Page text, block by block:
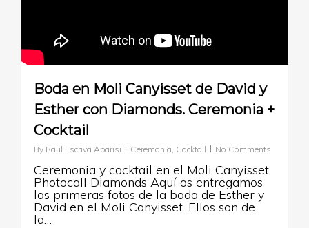
Boda en Moli Canyisset de David y
Esther con Diamonds. Ceremonia +
Cocktail
By Raul Escriva Aparisi Ceremonia, Cocktail No Comments
Ceremonia y cocktail en el Moli Canyisset.
Photocall Diamonds Aquí os entregamos
las primeras fotos de la boda de Esther y
David en el Moli Canyisset. Ellos son de
la…